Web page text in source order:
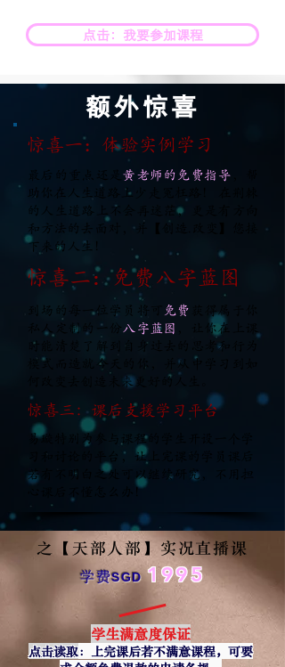
之【天部人部】实况直播课
学费SGD 1995
学生满意度保证
点击读取：上完课后若不满意课程，可要
点击：我要参加课程
额外惊喜
惊喜一：体验实例学习
最后的重点还是 黃老师的免费指导
助你在人生道路上少走冤枉路！ 在荆棘
的人生道路上不会再迷茫，更是有方向
和方法的去面对，并【创造.改变】您接
下来的人生！
惊喜二：免费八字蓝图
到场的每一位学员将可 免费 获得属于你
私人定制的一份八字蓝图
，让你在上课
时能清楚了解到自身过去的思考和行为
模式而造就今天的你，并从中学习到如
何改变去创造未来更好的人生。
惊喜三：课后支援学习平台
易璇特别为参与课程的学生开设一个学
习和讨论的平台，让上完课的学员课后
若有不明白之处可以继续研究，不用担
心课后不懂怎么办！